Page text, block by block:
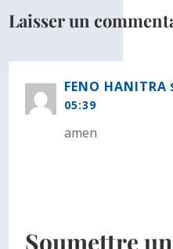
Laisser un
FENO HANITRA
05:39
amen
Soumettre